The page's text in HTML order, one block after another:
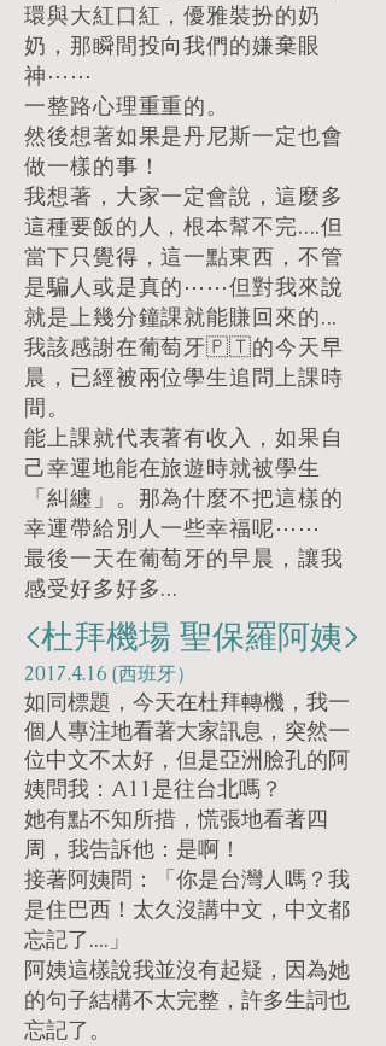
環與大紅口紅，優雅裝扮的奶
奶，那瞬間投向我們的嫌棄眼
神⋯⋯
一整路心理重重的。
然後想著如果是丹尼斯一定也會
做一樣的事！
我想著，大家一定會說，這麼多
這種要飯的人，根本幫不完....但
當下只覺得，這一點東西，不管
是騙人或是真的⋯⋯但對我來說
就是上幾分鐘課就能賺回來的...
我該感謝在葡萄牙🇵🇹的今天早
晨，已經被兩位學生追問上課時
間。
能上課就代表著有收入，如果自
己幸運地能在旅遊時就被學生
「糾纏」。那為什麼不把這樣的
幸運帶給別人一些幸福呢⋯⋯
最後一天在葡萄牙的早晨，讓我
感受好多好多...
<杜拜機場 聖保羅阿姨>
2017.4.16 (西班牙）
如同標題，今天在杜拜轉機，我一
個人專注地看著大家訊息，突然一
位中文不太好，但是亞洲臉孔的阿
姨問我：A11是往台北嗎？
她有點不知所措，慌張地看著四
周，我告訴他：是啊！
接著阿姨問：「你是台灣人嗎？我
是住巴西！太久沒講中文，中文都
忘記了....」
阿姨這樣說我並沒有起疑，因為她
的句子結構不太完整，許多生詞也
忘記了。